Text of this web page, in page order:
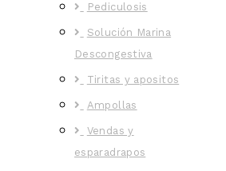
Pediculosis
Solución Marina
Descongestiva
Tiritas y apositos
Ampollas
Vendas y
esparadrapos